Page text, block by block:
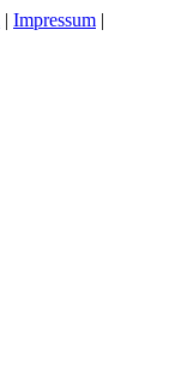
| Impressum |